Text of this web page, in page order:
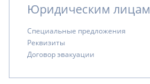
Юридическим лицам
Специальные предложения
Реквизиты
Договор эвакуации